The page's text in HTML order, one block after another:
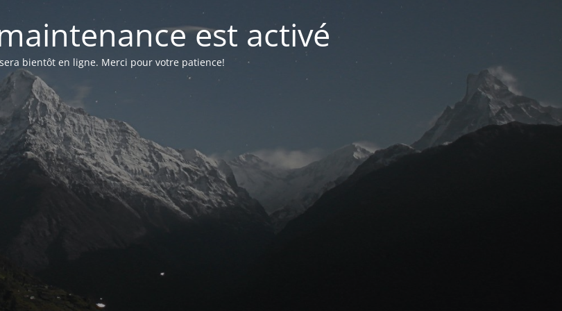
est activé
bientôt en ligne. Merci pour votre patience!